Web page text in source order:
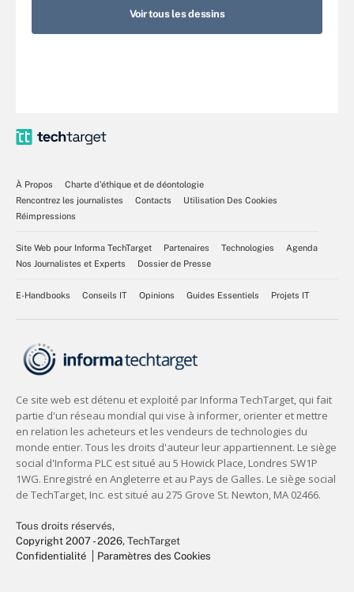
Voir tous les dessins
À Propos
Charte d’éthique et de déontologie
Rencontrez les journalistes
Contacts
Utilisation Des Cookies
Réimpressions
Site Web pour Informa TechTarget Partenaires Technologies
Agenda
Nos Journalistes et Experts
Dossier de Presse
E-Handbooks Conseils IT Opinions Guides Essentiels Projets IT
Tous droits réservés,
Copyright 2007 - 2026, TechTarget
Confidentialité
Paramètres des Cookies